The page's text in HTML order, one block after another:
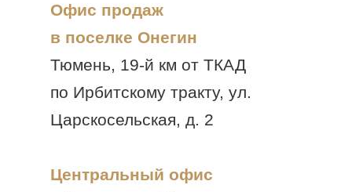
Офис продаж
в поселке Онегин
Тюмень, 19-й км от ТКАД
по Ирбитскому тракту, ул.
Царскосельская, д. 2
Центральный офис